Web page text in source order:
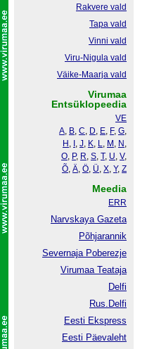
Rakvere vald
Tapa vald
Vinni vald
Viru-Nigula vald
Väike-Maarja vald
Virumaa
Entsüklopeedia
VE
A, B, C, D, E, F, G,
H , , J, K, L, M , N ,
O, P, R, S, T, U, V,
Õ, Ä, Ö, Ü, X, Y, Z
Meedia
ERR
Narvskaya Gazeta
Põhjarannik
Severnaja Poberezje
Virumaa Teataja
Delfi
Rus.Delfi
Eesti Ekspress
Eesti Päevaleht